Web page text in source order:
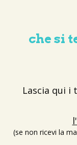
che si
Lascia qui
(se non ricevi la